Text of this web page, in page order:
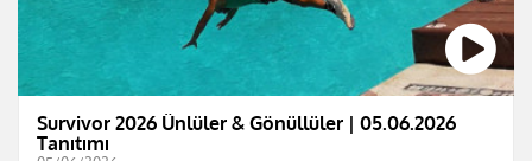
Survivor 2026 Ünlüler & Gönüllüler | 05.06.2026
Tanıtımı